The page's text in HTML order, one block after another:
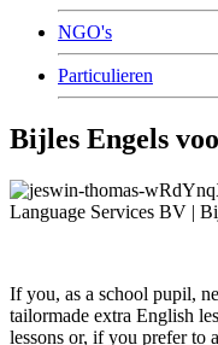
NGO's
Particulieren
Bijles Engels
If you, as a school pupil,
tailormade extra English
lessons or, if you prefer to